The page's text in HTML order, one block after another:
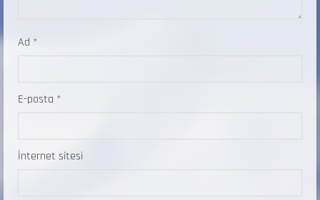
Ad *
E-posta *
İnternet sitesi